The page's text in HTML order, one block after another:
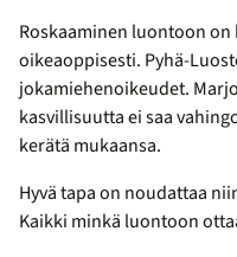
Roskaaminen luontoon
oikeaoppisesti. Pyhä-
jokamiehenoikeudet.
kasvillisuutta ei saa
kerätä mukaansa.
Hyvä tapa on noudattaa
Kaikki minkä luontoon